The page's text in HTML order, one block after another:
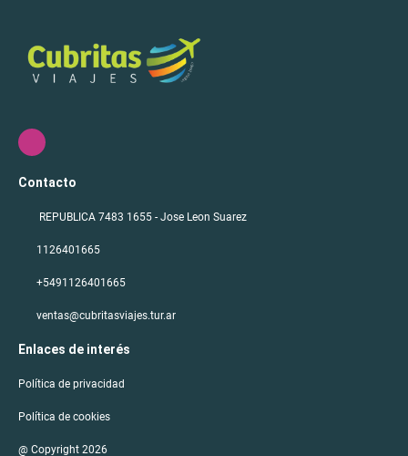
Contacto
REPUBLICA 7483 1655 - Jose Leon Suarez
1126401665
+5491126401665
ventas@cubritasviajes.tur.ar
Enlaces de interés
Política de privacidad
Política de cookies
@ Copyright 2026